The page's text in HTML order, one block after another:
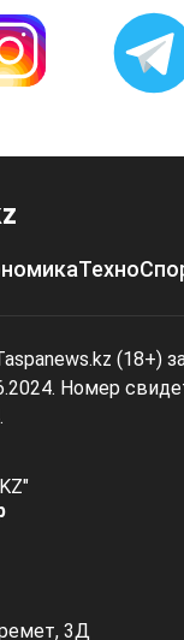
Техно
(18+)
Номер
3Д